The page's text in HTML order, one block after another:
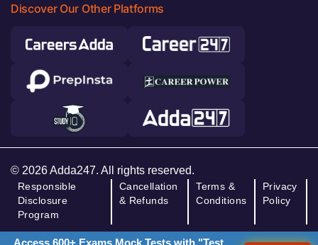
Discover Our Other Platforms
© 2026 Adda247. All rights reserved.
Responsible
Disclosure
Program
Cancellation
& Refunds
Terms &
Conditions
Privacy
Policy
Access 600+ Exams Mock Tests with "Test